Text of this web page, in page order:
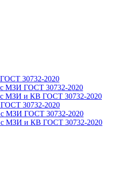
30732-2020
МЗИ ГОСТ 30732-2020
МЗИ и КВ ГОСТ 30732-2020
30732-2020
МЗИ ГОСТ 30732-2020
МЗИ и КВ ГОСТ 30732-2020